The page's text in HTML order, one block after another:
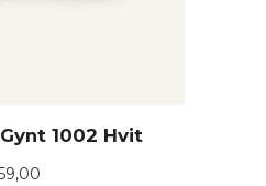
1002 Hvit